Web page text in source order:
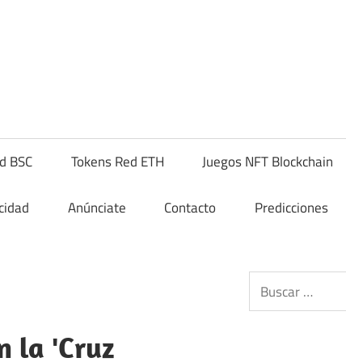
BSC Tokens Red ETH Juegos NFT Blockchain
Anúnciate Contacto Predicciones
la 'Cruz
Buscar: